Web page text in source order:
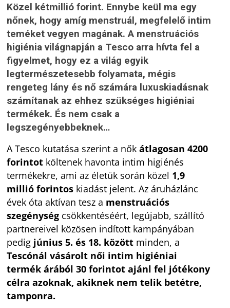
Közel kétmillió forint. Ennybe keül ma egy
nőnek, hogy amíg menstruál, megfelelő intim
teméket vegyen magának. A menstruációs
higiénia világnapján a Tesco arra hívta fel a
figyelmet, hogy ez a világ egyik
legtermészetesebb folyamata, mégis
rengeteg lány és nő számára luxuskiadásnak
számítanak az ehhez szükséges higiéniai
termékek. És nem csak a
legszegényebbeknek…
A Tesco kutatása szerint a nők átlagosan 4200
forintot költenek havonta intim higiénés
termékekre, ami az életük során közel 1,9
millió forintos kiadást jelent. Az áruházlánc
évek óta aktívan tesz a menstruációs
szegénység csökkentéséért, legújabb, szállító
partnereivel közösen indított kampányában
pedig június 5. és 18. között minden, a
Tescónál vásárolt női intim higiéniai
termék árából 30 forintot ajánl fel jótékony
célra azoknak, akiknek nem telik betétre,
tamponra.